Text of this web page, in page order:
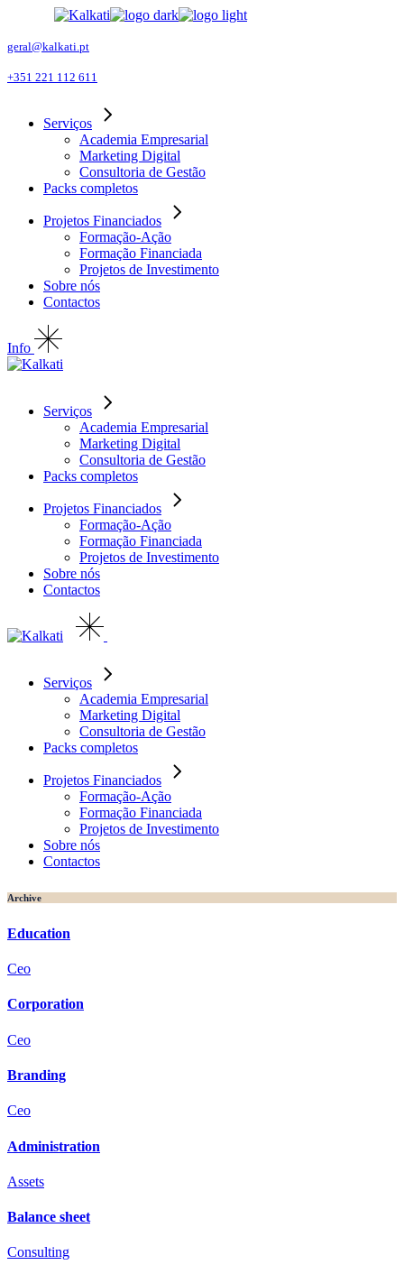
the
geral@kalkati.pt
+351 221 112 611
Serviços
Academia Empresarial
Marketing Digital
Consultoria de Gestão
Packs completos
Projetos Financiados
Formação-Ação
Formação Financiada
Projetos de Investimento
Sobre nós
Contactos
Info
Serviços
Academia Empresarial
Marketing Digital
Consultoria de Gestão
Packs completos
Projetos Financiados
Formação-Ação
Formação Financiada
Projetos de Investimento
Sobre nós
Contactos
Serviços
Academia Empresarial
Marketing Digital
Consultoria de Gestão
Packs completos
Projetos Financiados
Formação-Ação
Formação Financiada
Projetos de Investimento
Sobre nós
Contactos
Archive
Education
Ceo
Corporation
Ceo
Branding
Ceo
Administration
Assets
Balance sheet
Consulting